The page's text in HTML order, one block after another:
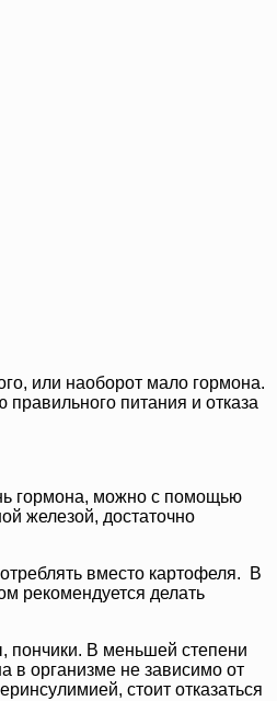
или наоборот мало гормона.
питания и отказа
гормона, можно с помощью
железой, достаточно
вместо картофеля. В
рекомендуется делать
пончики. В меньшей степени
в организме не зависимо от
стоит отказаться